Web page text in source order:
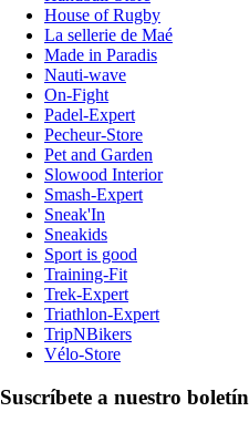
House of Rugby
La sellerie de Maé
Made in Paradis
Nauti-wave
On-Fight
Padel-Expert
Pecheur-Store
Pet and Garden
Slowood Interior
Smash-Expert
Sneak'In
Sneakids
Sport is good
Training-Fit
Trek-Expert
Triathlon-Expert
TripNBikers
Vélo-Store
Suscríbete a nuestro boletín